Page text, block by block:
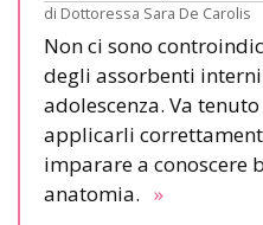
di Dottoressa Sara De Carolis
Non ci sono
degli assorbenti
adolescenza. Va
applicarli
imparare a conoscere
anatomia. »